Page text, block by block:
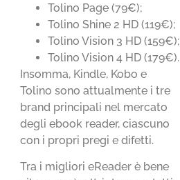
Tolino Page (79€);
Tolino Shine 2 HD (119€);
Tolino Vision 3 HD (159€);
Tolino Vision 4 HD (179€).
Insomma, Kindle, Kobo e
Tolino sono attualmente i tre
brand principali nel mercato
degli ebook reader, ciascuno
con i propri pregi e difetti.
Tra i migliori eReader è bene